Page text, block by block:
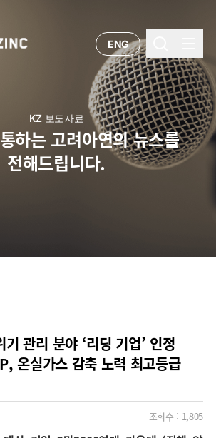
ENG
KZ 보도자료
하는 고려아연의 뉴스를
전해드립니다.
관리 분야 ‘리딩 기업’ 인정
온실가스 감축 노력 최고등급
조회수 : 1,805